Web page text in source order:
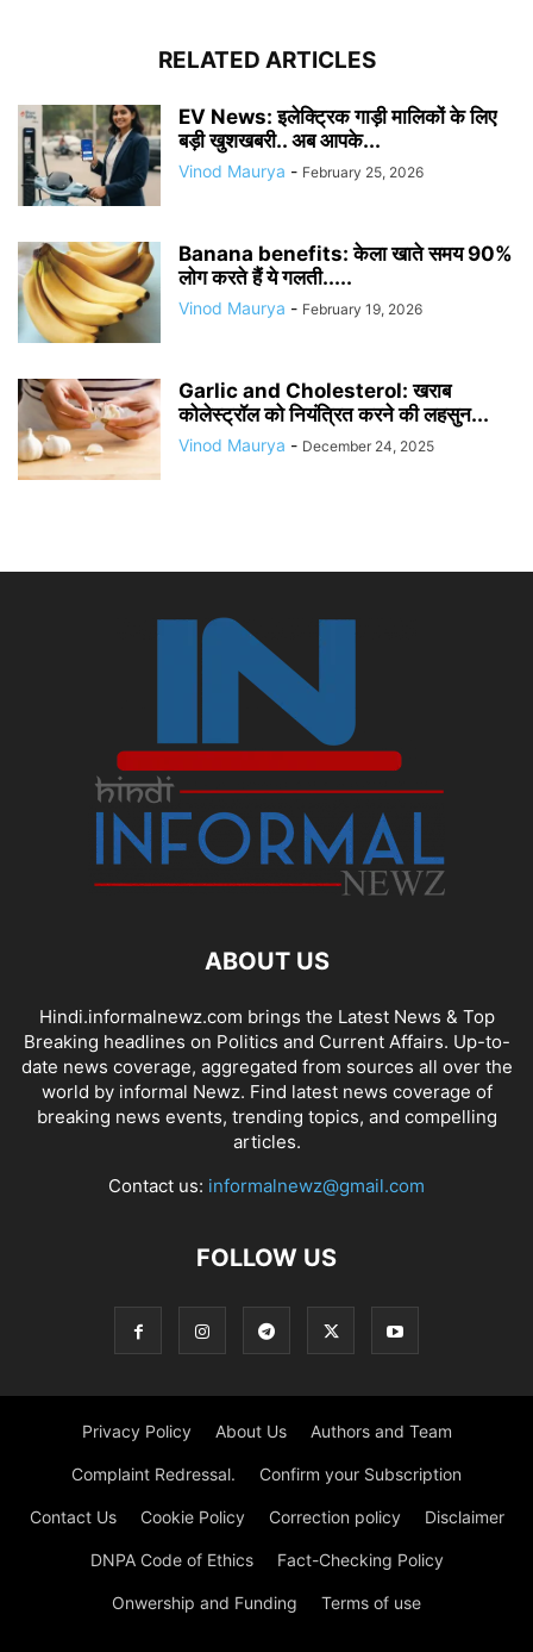
RELATED ARTICLES
EV News: इलेक्ट्रिक गाड़ी मालिकों के लिए
बड़ी खुशखबरी.. अब आपके...
Vinod Maurya - February 25, 2026
Banana benefits: केला खाते समय 90%
लोग करते हैं ये गलती.....
Vinod Maurya - February 19, 2026
Garlic and Cholesterol: खराब
कोलेस्ट्रॉल को नियंत्रित करने की लहसुन...
Vinod Maurya - December 24, 2025
ABOUT US
Hindi.informalnewz.com brings the Latest News & Top
Breaking headlines on Politics and Current Affairs. Up-to-
date news coverage, aggregated from sources all over the
world by informal Newz. Find latest news coverage of
breaking news events, trending topics, and compelling
articles.
Contact us: informalnewz@gmail.com
FOLLOW US
Privacy Policy About Us Authors and Team
Complaint Redressal. Confirm your Subscription
Contact Us Cookie Policy Correction policy Disclaimer
DNPA Code of Ethics Fact-Checking Policy
Onwership and Funding Terms of use